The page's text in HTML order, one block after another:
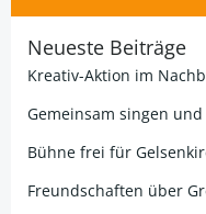
Neueste Beiträge
Kreativ-Aktion im
Gemeinsam singen
Bühne frei für
Freundschaften über